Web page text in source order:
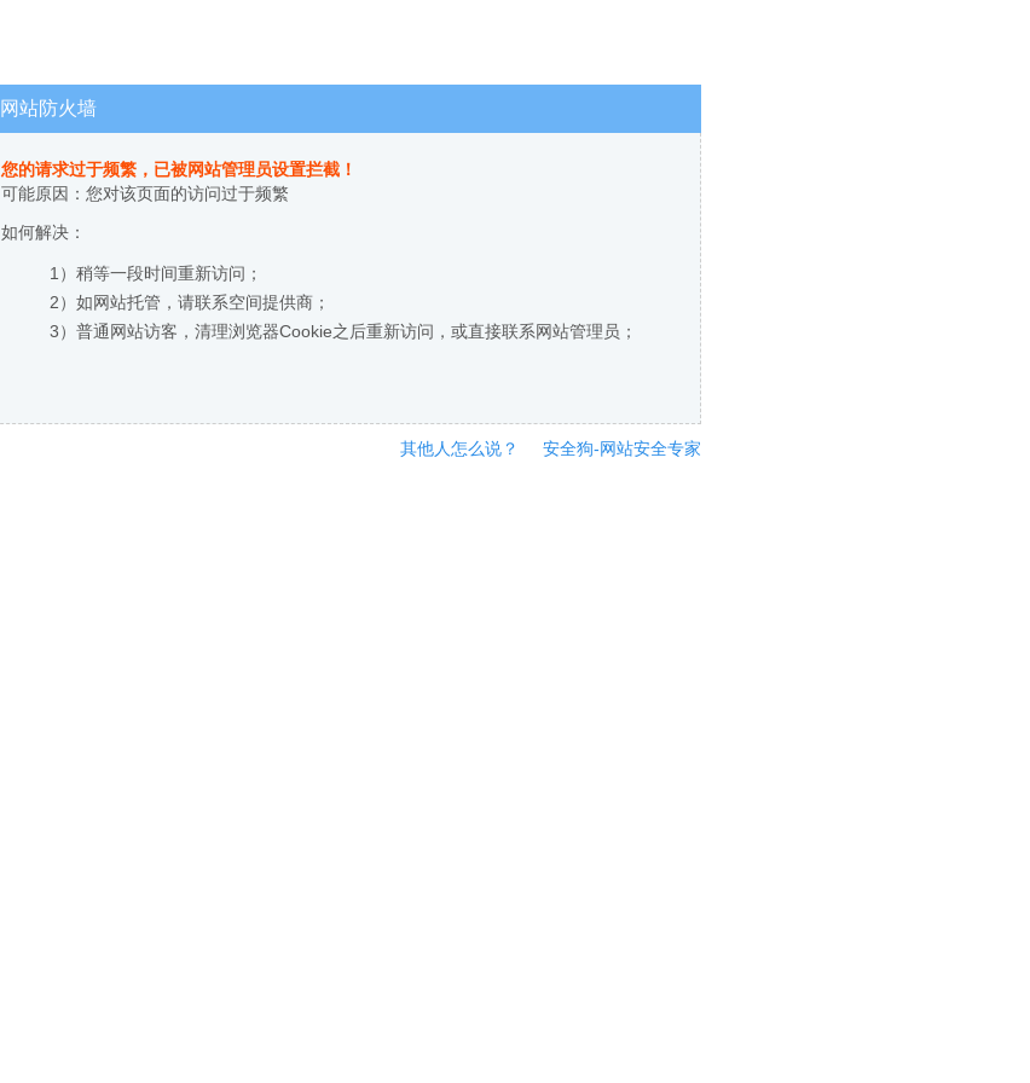
网站防火墙
您的请求过于频繁，已被网站管理员设置拦截！
可能原因：您对该页面的访问过于频繁
如何解决：
1）稍等一段时间重新访问；
2）如网站托管，请联系空间提供商；
3）普通网站访客，清理浏览器Cookie之后重新访问，或直接联系网站管理员；
其他人怎么说？ 安全狗-网站安全专家